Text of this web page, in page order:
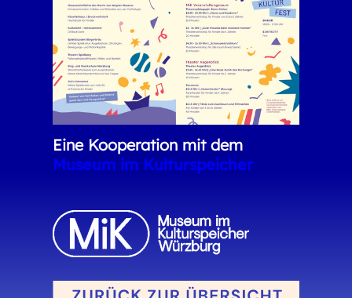
Eine Kooperation mit dem
Museum im Kulturspeicher